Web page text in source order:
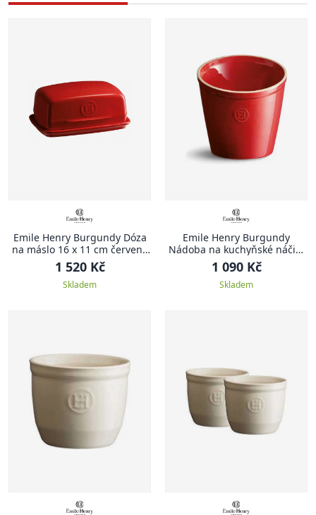
Emile Henry Burgundy Dóza
na máslo 16 x 11 cm červená
Burgundy
1 520 Kč
Skladem
Emile Henry Burgundy
Nádoba na kuchyňské náčiní
červená Burgundy
1 090 Kč
Skladem